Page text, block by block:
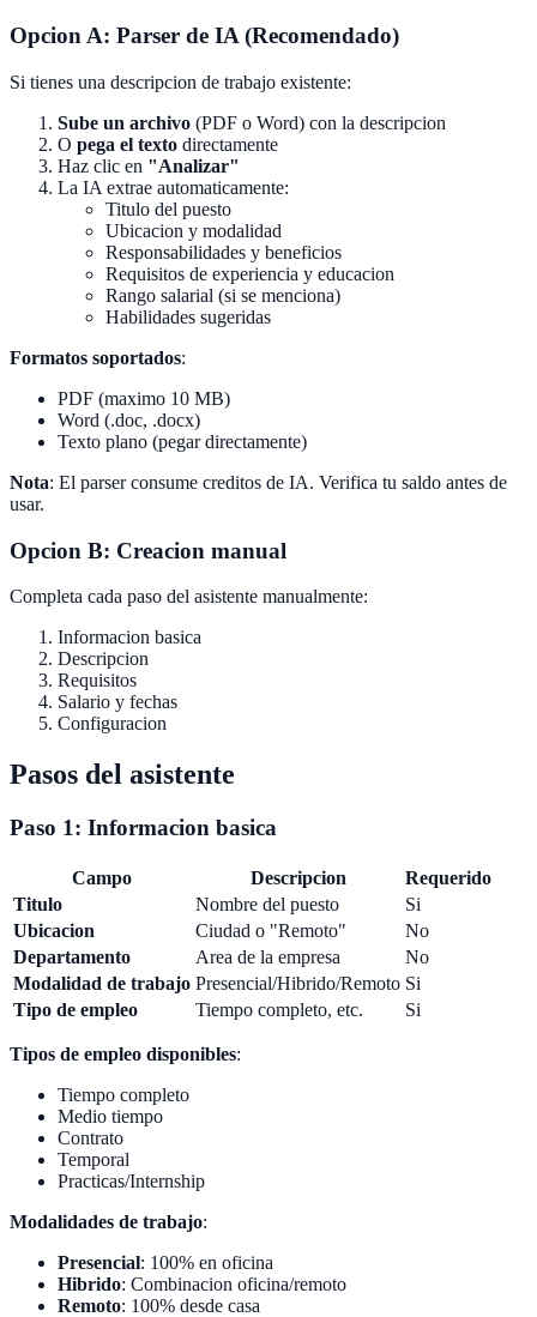
Opcion A: Parser de IA (Recomendado)
Si tienes una descripcion de trabajo existente:
Sube un archivo (PDF o Word) con la descripcion
O pega el texto directamente
Haz clic en "Analizar"
La IA extrae automaticamente:
Titulo del puesto
Ubicacion y modalidad
Responsabilidades y beneficios
Requisitos de experiencia y educacion
Rango salarial (si se menciona)
Habilidades sugeridas
Formatos soportados:
PDF (maximo 10 MB)
Word (.doc, .docx)
Texto plano (pegar directamente)
Nota: El parser consume creditos de IA. Verifica tu saldo antes de
usar.
Opcion B: Creacion manual
Completa cada paso del asistente manualmente:
Informacion basica
Descripcion
Requisitos
Salario y fechas
Configuracion
Pasos del asistente
Paso 1: Informacion basica
Campo Descripcion
Requerido
Titulo
Nombre del puesto
Si
Ubicacion
Ciudad o "Remoto"
No
Departamento
Area de la empresa
No
Modalidad de trabajo Presencial/Hibrido/Remoto Si
Tipo de empleo
Tiempo completo, etc. Si
Tipos de empleo disponibles:
Tiempo completo
Medio tiempo
Contrato
Temporal
Practicas/Internship
Modalidades de trabajo:
Presencial: 100% en oficina
Hibrido: Combinacion oficina/remoto
Remoto: 100% desde casa